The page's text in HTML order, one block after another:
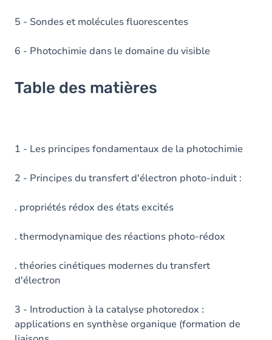
5 - Sondes et molécules fluorescentes
6 - Photochimie dans le domaine du visible
Table des matières
1 - Les principes fondamentaux de la photochimie
2 - Principes du transfert d'électron photo-induit :
. propriétés rédox des états excités
. thermodynamique des réactions photo-rédox
. théories cinétiques modernes du transfert
d'électron
3 - Introduction à la catalyse photoredox :
applications en synthèse organique (formation de